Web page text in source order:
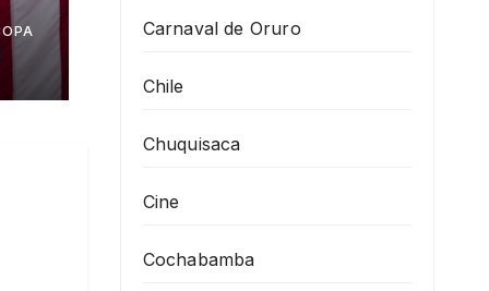
Carnaval de Oruro
Chile
Chuquisaca
Cine
Cochabamba